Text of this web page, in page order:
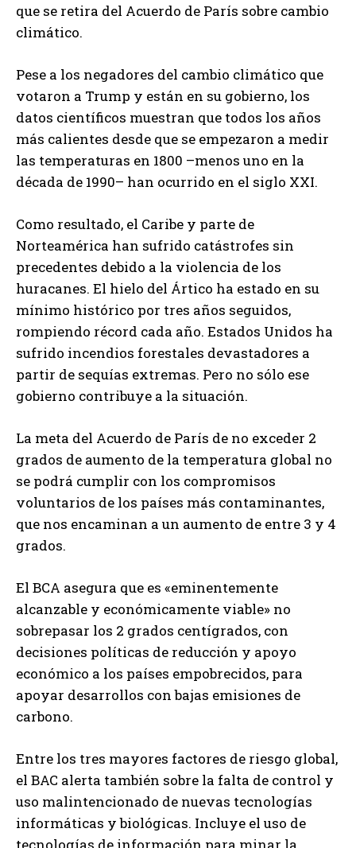
que se retira del Acuerdo de París sobre cambio
climático.
Pese a los negadores del cambio climático que
votaron a Trump y están en su gobierno, los
datos científicos muestran que todos los años
más calientes desde que se empezaron a medir
las temperaturas en 1800 –menos uno en la
década de 1990– han ocurrido en el siglo XXI.
Como resultado, el Caribe y parte de
Norteamérica han sufrido catástrofes sin
precedentes debido a la violencia de los
huracanes. El hielo del Ártico ha estado en su
mínimo histórico por tres años seguidos,
rompiendo récord cada año. Estados Unidos ha
sufrido incendios forestales devastadores a
partir de sequías extremas. Pero no sólo ese
gobierno contribuye a la situación.
La meta del Acuerdo de París de no exceder 2
grados de aumento de la temperatura global no
se podrá cumplir con los compromisos
voluntarios de los países más contaminantes,
que nos encaminan a un aumento de entre 3 y 4
grados.
El BCA asegura que es «eminentemente
alcanzable y económicamente viable» no
sobrepasar los 2 grados centígrados, con
decisiones políticas de reducción y apoyo
económico a los países empobrecidos, para
apoyar desarrollos con bajas emisiones de
carbono.
Entre los tres mayores factores de riesgo global,
el BAC alerta también sobre la falta de control y
uso malintencionado de nuevas tecnologías
informáticas y biológicas. Incluye el uso de
tecnologías de información para minar la